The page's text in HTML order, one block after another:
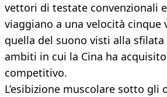
vettori di testate convenzionali
viaggiano a una velocità cinque
quella del suono visti alla
ambiti in cui la Cina ha
competitivo.
L’esibizione muscolare sotto gli